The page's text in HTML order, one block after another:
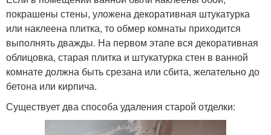
покрашены стены, уложена декоративная штукатурка
или наклеена плитка, то обмер комнаты приходится
выполнять дважды. На первом этапе вся декоративная
облицовка, старая плитка и штукатурка стен в ванной
комнате должна быть срезана или сбита, желательно до
бетона или кирпича.
Существует два способа удаления старой отделки: